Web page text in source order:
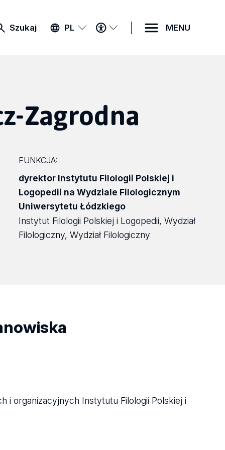
Szukaj PL
MENU
DOSTĘPNOŚCI
MENU
Zagrodna
FUNKCJA:
dyrektor Instytutu Filologii Polskiej i
Logopedii na Wydziale Filologicznym
Uniwersytetu Łódzkiego
Instytut Filologii Polskiej i Logopedii, Wydział
Filologiczny, Wydział Filologiczny
i organizacyjnych Instytutu Filologii Polskiej i